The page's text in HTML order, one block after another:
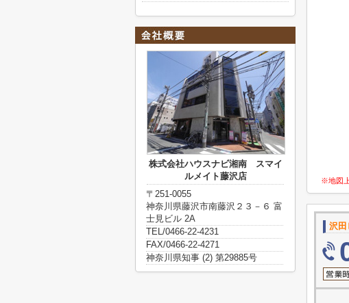
※地図
沢田
株式会社ハウスナビ湘南 スマイ
ルメイト藤沢店
〒251-0055
神奈川県藤沢市南藤沢２３－６ 富
士見ビル 2A
TEL/0466-22-4231
FAX/0466-22-4271
神奈川県知事 (2) 第29885号